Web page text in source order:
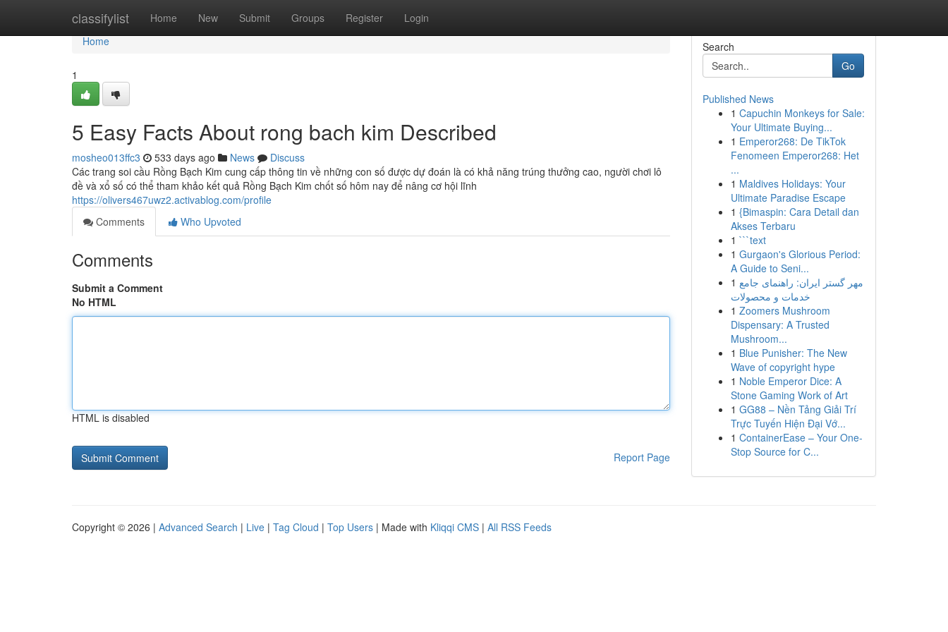
classifylist Home New Submit Groups Register Login
Home
Home
1
5 Easy Facts About rong bach kim Described
mosheo013ffc3 533 days ago News
Discuss
Các trang soi cầu Rồng Bạch Kim cung cấp thông tin về những con số được dự đoán là có khả năng trúng thưởng cao, người chơi lô
đề và xổ số có thể tham khảo kết quả Rồng Bạch Kim chốt số hôm nay để nâng cơ hội lĩnh
https://olivers467uwz2.activablog.com/profile
Comments
Who Upvoted
Comments
Submit a Comment
No HTML
HTML is disabled
Report Page
Search
Go
Published News
1 Capuchin Monkeys for Sale:
Your Ultimate Buying...
1 Emperor268: De TikTok
Fenomeen Emperor268: Het
...
1 Maldives Holidays: Your
Ultimate Paradise Escape
1 {Bimaspin: Cara Detail dan
Akses Terbaru
1 ```text
1 Gurgaon's Glorious Period:
A Guide to Seni...
1 مهر گستر ایران: راهنمای جامع
خدمات و محصولات
1 Zoomers Mushroom
Dispensary: A Trusted
Mushroom...
1 Blue Punisher: The New
Wave of copyright hype
1 Noble Emperor Dice: A
Stone Gaming Work of Art
1 GG88 – Nền Tảng Giải Trí
Trực Tuyến Hiện Đại Vớ...
1 ContainerEase – Your One-
Stop Source for C...
Copyright © 2026 | Advanced Search | Live | Tag Cloud | Top Users | Made with Kliqqi CMS | All RSS Feeds